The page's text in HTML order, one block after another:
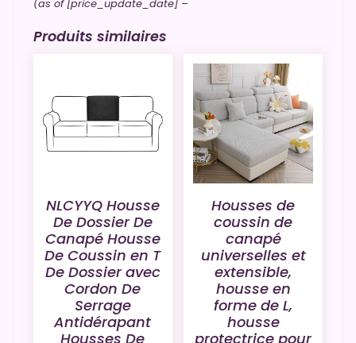
(as of [price_update_date] –
Produits similaires
NLCYYQ Housse
De Dossier De
Canapé Housse
De Coussin en T
De Dossier avec
Cordon De
Serrage
Antidérapant
Housses De
Housses de
coussin de
canapé
universelles et
extensible,
housse en
forme de L,
housse
protectrice pour